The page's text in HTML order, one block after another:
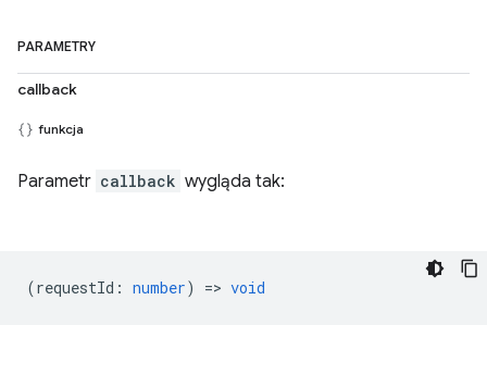
PARAMETRY
callback
funkcja
Parametr callback wygląda tak:
(requestId : number) => void